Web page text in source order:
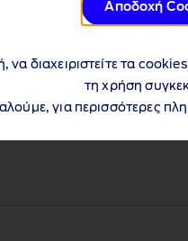
Αποδοχή
να διαχειριστείτε τα
τη χρήση
για περισσότερες